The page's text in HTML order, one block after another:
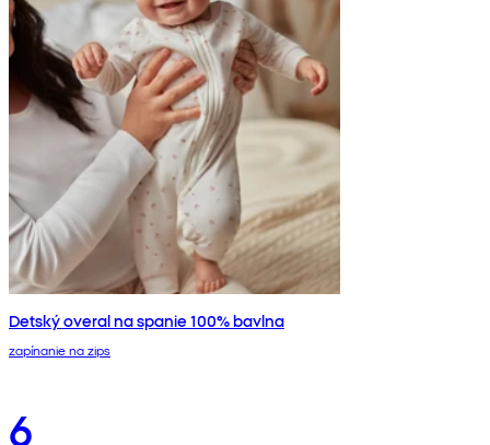
Detský overal na spanie 100% bavlna
zapínanie na zips
6